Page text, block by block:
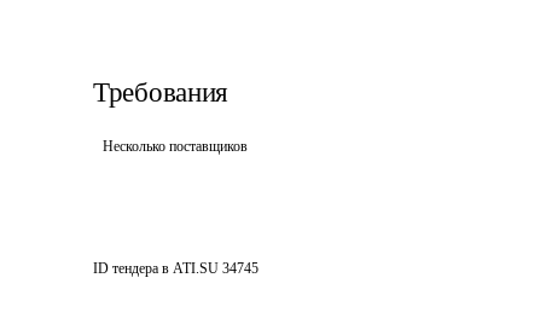
Требования
Несколько поставщиков
ID тендера в ATI.SU 34745